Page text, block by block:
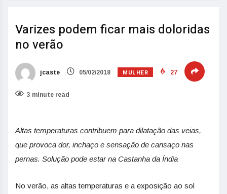
Varizes podem ficar mais doloridas
no verão
jcaste 05/02/2018 MULHER 27
3 minute read
Altas temperaturas contribuem para dilatação das veias,
que provoca dor, inchaço e sensação de cansaço nas
pernas. Solução pode estar na Castanha da Índia
No verão, as altas temperaturas e a exposição ao sol